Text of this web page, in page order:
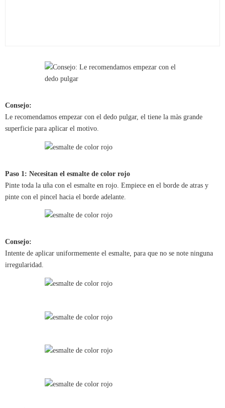
Consejo:
Le recomendamos empezar con el dedo pulgar, el tiene la màs grande
superficie para aplicar el motivo.
Paso 1: Necesitan el esmalte de color rojo
Pinte toda la uña con el esmalte en rojo. Empiece en el borde de atras y
pinte con el pincel hacia el borde adelante.
Consejo:
Intente de aplicar uniformemente el esmalte, para que no se note ninguna
irregularidad.